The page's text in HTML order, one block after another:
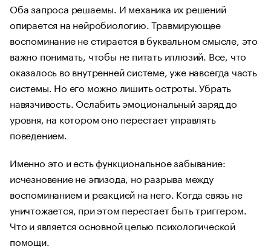
Оба запроса решаемы. И механика их решений
опирается на нейробиологию. Травмирующее
воспоминание не стирается в буквальном смысле, это
важно понимать, чтобы не питать иллюзий. Все, что
оказалось во внутренней системе, уже навсегда часть
системы. Но его можно лишить остроты. Убрать
навязчивость. Ослабить эмоциональный заряд до
уровня, на котором оно перестает управлять
поведением.
Именно это и есть функциональное забывание:
исчезновение не эпизода, но разрыва между
воспоминанием и реакцией на него. Когда связь не
уничтожается, при этом перестает быть триггером.
Что и является основной целью психологической
помощи.